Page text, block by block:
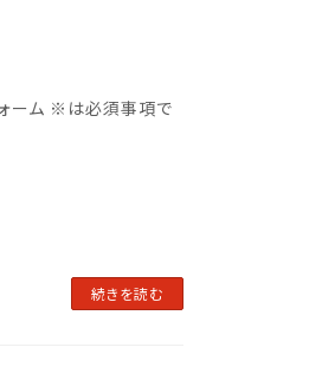
ーム ※は必須事項で
続きを読む